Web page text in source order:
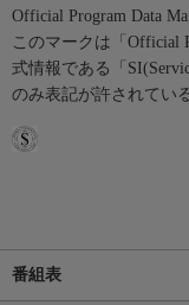
Official Program Data
このマークは「Official
式情報である「
のみ表記が許されてい
番組表